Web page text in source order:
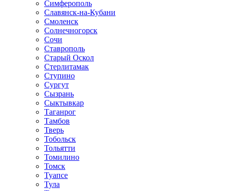
Симферополь
Славянск-на-Кубани
Смоленск
Солнечногорск
Сочи
Ставрополь
Старый Оскол
Стерлитамак
Ступино
Сургут
Сызрань
Сыктывкар
Таганрог
Тамбов
Тверь
Тобольск
Тольятти
Томилино
Томск
Туапсе
Тула